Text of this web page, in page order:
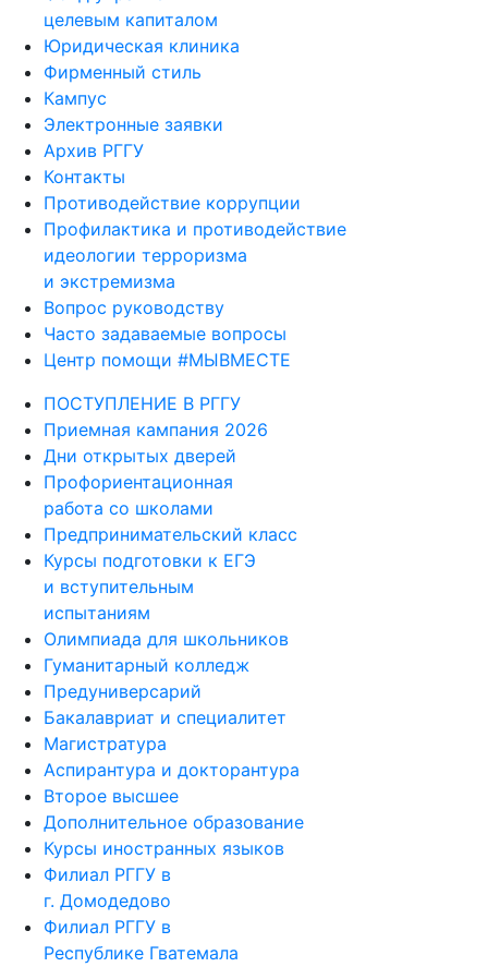
целевым капиталом
Юридическая клиника
Фирменный стиль
Кампус
Электронные заявки
Архив РГГУ
Контакты
Противодействие коррупции
Профилактика и противодействие
идеологии терроризма
и экстремизма
Вопрос руководству
Часто задаваемые вопросы
Центр помощи #МЫВМЕСТЕ
ПОСТУПЛЕНИЕ В РГГУ
Приемная кампания 2026
Дни открытых дверей
Профориентационная
работа со школами
Предпринимательский класс
Курсы подготовки к ЕГЭ
и вступительным
испытаниям
Олимпиада для школьников
Гуманитарный колледж
Предуниверсарий
Бакалавриат и специалитет
Магистратура
Аспирантура и докторантура
Второе высшее
Дополнительное образование
Курсы иностранных языков
Филиал РГГУ в
г. Домодедово
Филиал РГГУ в
Республике Гватемала